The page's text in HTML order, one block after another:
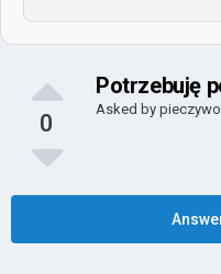
0
Potrzebuję
Asked by